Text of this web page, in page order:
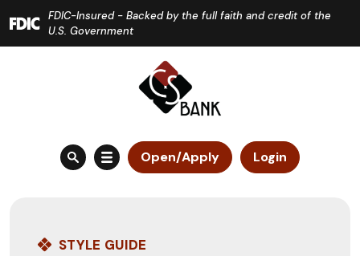
Skip
to
Download
Acrobat
Reader
FDIC-Insured - Backed by the full faith and credit of the
U.S. Government
Open/Apply Login
STYLE GUIDE